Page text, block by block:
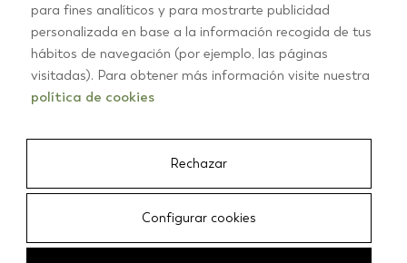
para fines analíticos y para mostrarte publicidad
personalizada en base a la información recogida de tus
hábitos de navegación (por ejemplo, las páginas
visitadas). Para obtener más información visite nuestra
política de cookies
Rechazar
Configurar cookies